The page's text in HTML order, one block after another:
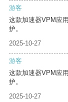
游客
这款加速器VPM应
护。
2025-10-27
游客
这款加速器VPM应
护。
2025-10-27